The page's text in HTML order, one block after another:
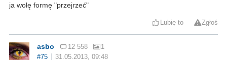
ja wolę formę "przejrzeć"
Lubię to Zgłoś
asbo 12 558
1
#75
31.05.2013, 09:48